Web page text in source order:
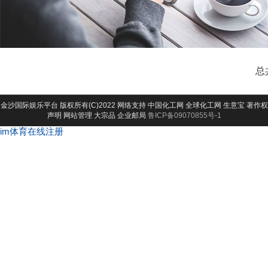
总
金沙国际娱乐平台 版权所有(C)2022 网络支持 中国化工网 全球化工网 生意宝 著作权
声明 网站管理 大宗品 企业邮局 鲁ICP备09070855号-1
im体育在线注册